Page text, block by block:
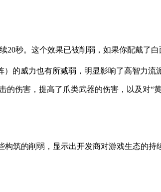
秒。这个效果已被削弱，如果你配戴了
）的威力也有所减弱，明显影响了高智力流
的伤害，提高了爪类武器的伤害，以及对
筑的削弱，显示出开发商对游戏生态的